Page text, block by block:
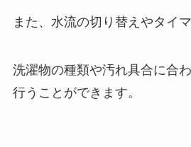
また、水流の切り替えやタイ
洗濯物の種類や汚れ具合に合
行うことができます。